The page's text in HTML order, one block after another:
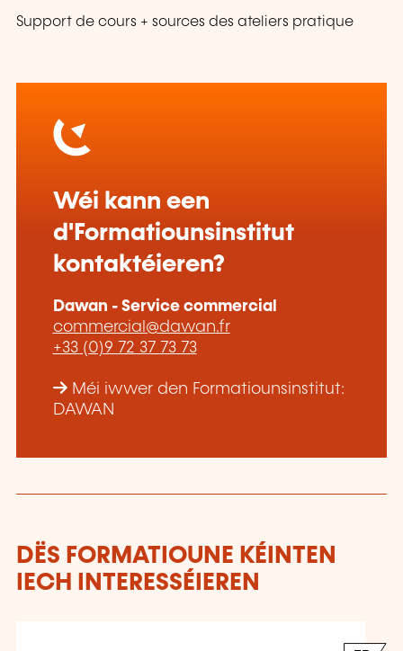
Support de cours + sources des ateliers pratique
Wéi kann een
d'Formatiounsinstitut
kontaktéieren?
Dawan - Service commercial
commercial@dawan.fr
+33 (0)9 72 37 73 73
Méi iwwer den Formatiounsinstitut:
DAWAN
DËS FORMATIOUNE KÉINTEN
IECH INTERESSÉIEREN